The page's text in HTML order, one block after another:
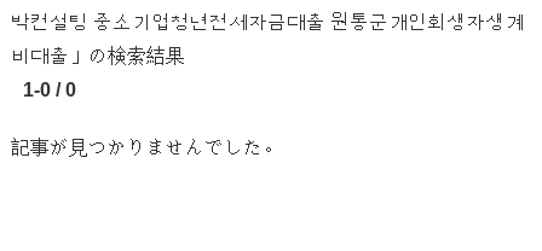
박컨설팅 중소기업청년전세자금대출 원통군개인회생자생계
비대출」の検索結果
1-0 / 0
記事が見つかりませんでした。